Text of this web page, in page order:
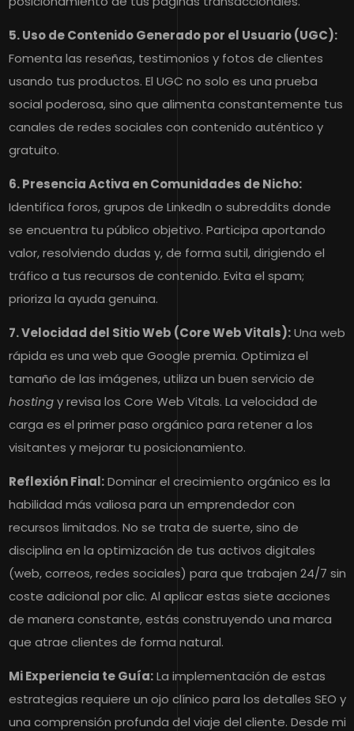
5. Uso de Contenido Generado por el Usuario (UGC):
Fomenta las reseñas, testimonios y fotos de clientes
usando tus productos. El UGC no solo es una prueba
social poderosa, sino que alimenta constantemente tus
canales de redes sociales con contenido auténtico y
gratuito.
6. Presencia Activa en Comunidades de Nicho:
Identifica foros, grupos de LinkedIn o subreddits donde
se encuentra tu público objetivo. Participa aportando
valor, resolviendo dudas y, de forma sutil, dirigiendo el
tráfico a tus recursos de contenido. Evita el spam;
prioriza la ayuda genuina.
7. Velocidad del Sitio Web (Core Web Vitals):Una web
rápida es una web que Google premia. Optimiza el
tamaño de las imágenes, utiliza un buen servicio de
hostingy revisa los Core Web Vitals. La velocidad de
carga es el primer paso orgánico para retener a los
visitantes y mejorar tu posicionamiento.
Reflexión Final:Dominar el crecimiento orgánico es la
habilidad más valiosa para un emprendedor con
recursos limitados. No se trata de suerte, sino de
disciplina en la optimización de tus activos digitales
(web, correos, redes sociales) para que trabajen 24/7 sin
coste adicional por clic. Al aplicar estas siete acciones
de manera constante, estás construyendo una marca
que atrae clientes de forma natural.
Mi Experiencia te Guía:La implementación de estas
estrategias requiere un ojo clínico para los detalles SEO y
una comprensión profunda del viaje del cliente. Desde mi